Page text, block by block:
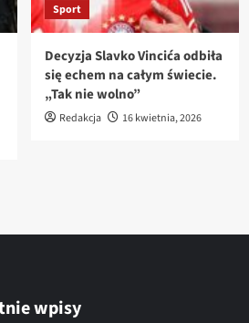
Sport
Decyzja Slavko Vincića odbiła
się echem na całym świecie.
„Tak nie wolno”
Redakcja 16 kwietnia, 2026
wpisy